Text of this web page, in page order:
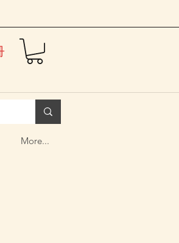
More...